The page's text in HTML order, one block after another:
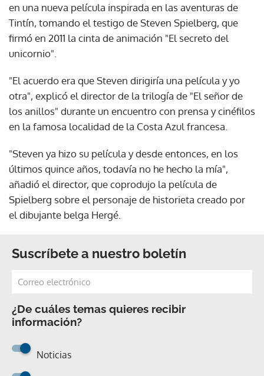
en una nueva película inspirada en las aventuras de
Tintín, tomando el testigo de Steven Spielberg, que
firmó en 2011 la cinta de animación "El secreto del
unicornio".
"El acuerdo era que Steven dirigiría una película y yo
otra", explicó el director de la trilogía de "El señor de
los anillos" durante un encuentro con prensa y cinéfilos
en la famosa localidad de la Costa Azul francesa.
"Steven ya hizo su película y desde entonces, en los
últimos quince años, todavía no he hecho la mía",
añadió el director, que coprodujo la película de
Spielberg sobre el personaje de historieta creado por
el dibujante belga Hergé.
Suscríbete a nuestro boletín
¿De cuáles temas quieres recibir
información?
Noticias